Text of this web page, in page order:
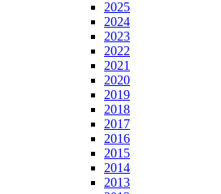
2025
2024
2023
2022
2021
2020
2019
2018
2017
2016
2015
2014
2013